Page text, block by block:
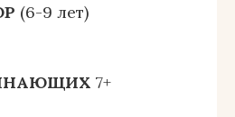
(6-9 лет)
7+